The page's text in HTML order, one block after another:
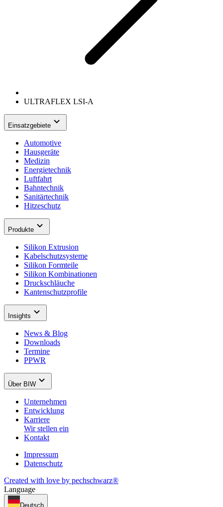
ULTRAFLEX LSI-A
Einsatzgebiete
Automotive
Hausgeräte
Medizin
Energietechnik
Luftfahrt
Bahntechnik
Sanitärtechnik
Hitzeschutz
Produkte
Silikon Extrusion
Kabelschutzsysteme
Silikon Formteile
Silikon Kombinationen
Druckschläuche
Kantenschutzprofile
Insights
News & Blog
Downloads
Termine
PPWR
Über BIW
Unternehmen
Entwicklung
Karriere
Wir stellen ein
Kontakt
Impressum
Datenschutz
Created with love by pechschwarz®
Language
Deutsch